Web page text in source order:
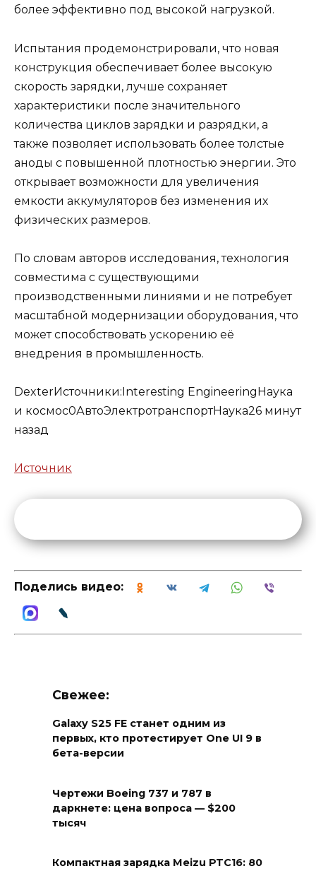
более эффективно под высокой нагрузкой.
Испытания продемонстрировали, что новая
конструкция обеспечивает более высокую
скорость зарядки, лучше сохраняет
характеристики после значительного
количества циклов зарядки и разрядки, а
также позволяет использовать более толстые
аноды с повышенной плотностью энергии. Это
открывает возможности для увеличения
емкости аккумуляторов без изменения их
физических размеров.
По словам авторов исследования, технология
совместима с существующими
производственными линиями и не потребует
масштабной модернизации оборудования, что
может способствовать ускорению её
внедрения в промышленность.
DexterИсточники:Interesting EngineeringНаука
и космос0АвтоЭлектротранспортНаука26 минут
назад
Источник
Поделись видео:
Свежее:
Galaxy S25 FE станет одним из
первых, кто протестирует One UI 9 в
бета-версии
Чертежи Boeing 737 и 787 в
даркнете: цена вопроса — $200
тысяч
Компактная зарядка Meizu PTC16: 80